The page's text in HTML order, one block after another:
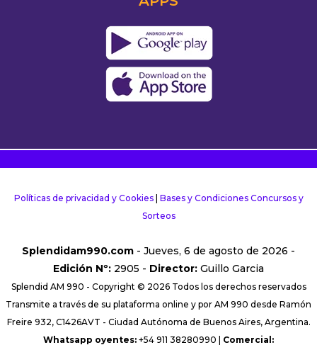
Políticas de privacidad y Cookies| Bases y Condiciones Concursos y
Sorteos
Splendidam990.com - Jueves, 6 de agosto de 2026 -
Edición Nº: 2905 - Director: Guillo Garcia
Splendid AM 990 - Copyright © 2026 Todos los derechos reservados
Transmite a través de su plataforma online y por AM 990 desde Ramón
Freire 932, C1426AVT - Ciudad Autónoma de Buenos Aires, Argentina.
Whatsapp oyentes: +54 911 38280990 | Comercial: